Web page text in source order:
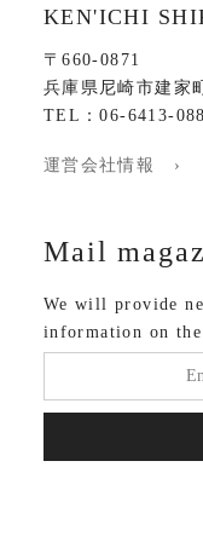
KEN'ICHI
〒660-0871
兵庫県尼崎市建家
TEL：06-6413-
運営会社情報 ›
Mail
We will provide
information on